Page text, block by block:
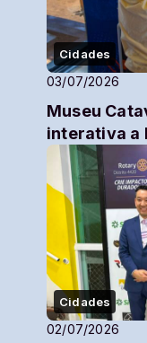
Cidades
03/07/2026
Museu
interativa a
Cidades
02/07/2026